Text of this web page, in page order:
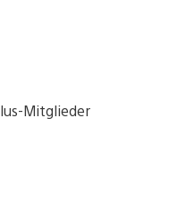
Mitglieder